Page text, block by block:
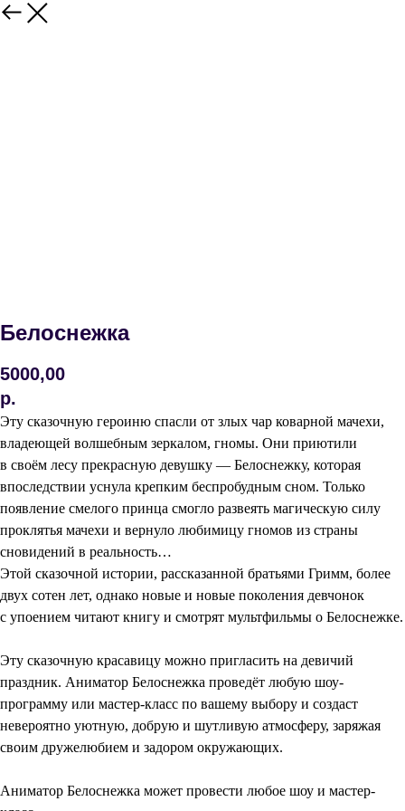
Белоснежка
5000,00
р.
Эту сказочную героиню спасли от злых чар коварной мачехи,
владеющей волшебным зеркалом, гномы. Они приютили
в своём лесу прекрасную девушку — Белоснежку, которая
впоследствии уснула крепким беспробудным сном. Только
появление смелого принца смогло развеять магическую силу
проклятья мачехи и вернуло любимицу гномов из страны
сновидений в реальность…
Этой сказочной истории, рассказанной братьями Гримм, более
двух сотен лет, однако новые и новые поколения девчонок
с упоением читают книгу и смотрят мультфильмы о Белоснежке.
Эту сказочную красавицу можно пригласить на девичий
праздник. Аниматор Белоснежка проведёт любую шоу-
программу или мастер-класс по вашему выбору и создаст
невероятно уютную, добрую и шутливую атмосферу, заряжая
своим дружелюбием и задором окружающих.
Аниматор Белоснежка может провести любое шоу и мастер-